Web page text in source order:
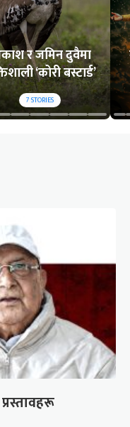
र जमिन दुवैमा
‘कोरी बस्टार्ड’
7STORIES